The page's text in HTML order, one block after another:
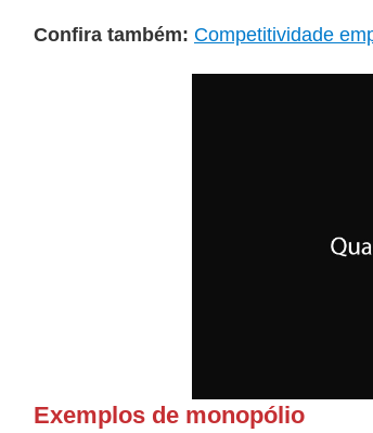
Confira também: Competitividade
Exemplos de monopólio